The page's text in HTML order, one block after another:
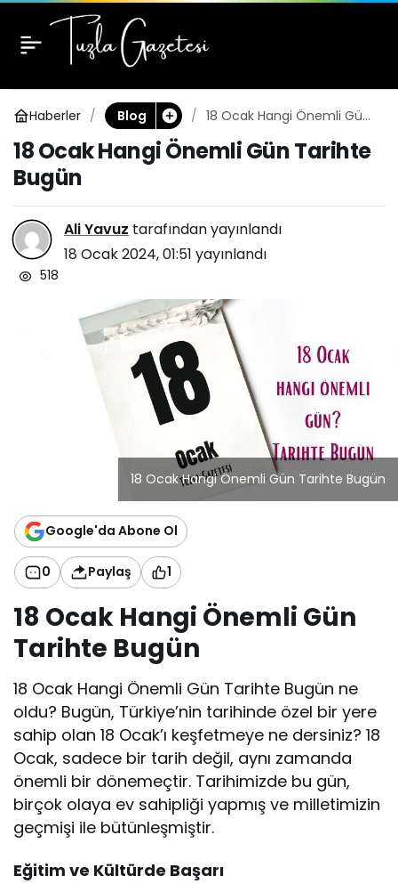
Haberler Blog
18 Ocak Hangi Önemli Gün
18 Ocak Hangi Önemli Gün Tarihte
Bugün
Ali Yavuz tarafından yayınlandı
18 Ocak 2024, 01:51 yayınlandı
518
18 Ocak Hangi Önemli Gün Tarihte Bugün
Google'da Abone Ol
0 Paylaş 1
18 Ocak Hangi Önemli Gün
Tarihte Bugün
18 Ocak Hangi Önemli Gün Tarihte Bugün ne
oldu? Bugün, Türkiye’nin tarihinde özel bir yere
sahip olan 18 Ocak’ı keşfetmeye ne dersiniz? 18
Ocak, sadece bir tarih değil, aynı zamanda
önemli bir dönemeçtir. Tarihimizde bu gün,
birçok olaya ev sahipliği yapmış ve milletimizin
geçmişi ile bütünleşmiştir.
Eğitim ve Kültürde Başarı
18 Ocak Hangi Önemli
Gün Tarihte Bugün